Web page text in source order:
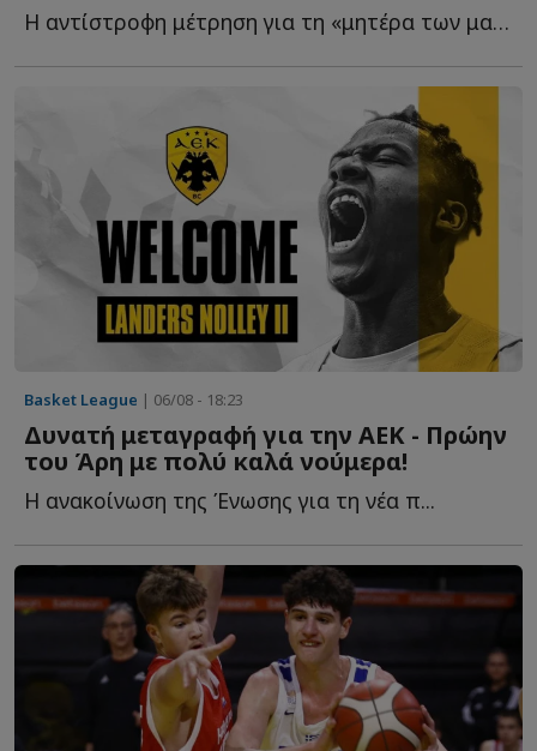
Η αντίστροφη μέτρηση για τη «μητέρα των μαχών» έχει ξ...
Basket League | 06/08 - 18:23
Δυνατή μεταγραφή για την ΑΕΚ - Πρώην
του Άρη με πολύ καλά νούμερα!
Η ανακοίνωση της Ένωσης για τη νέα π...